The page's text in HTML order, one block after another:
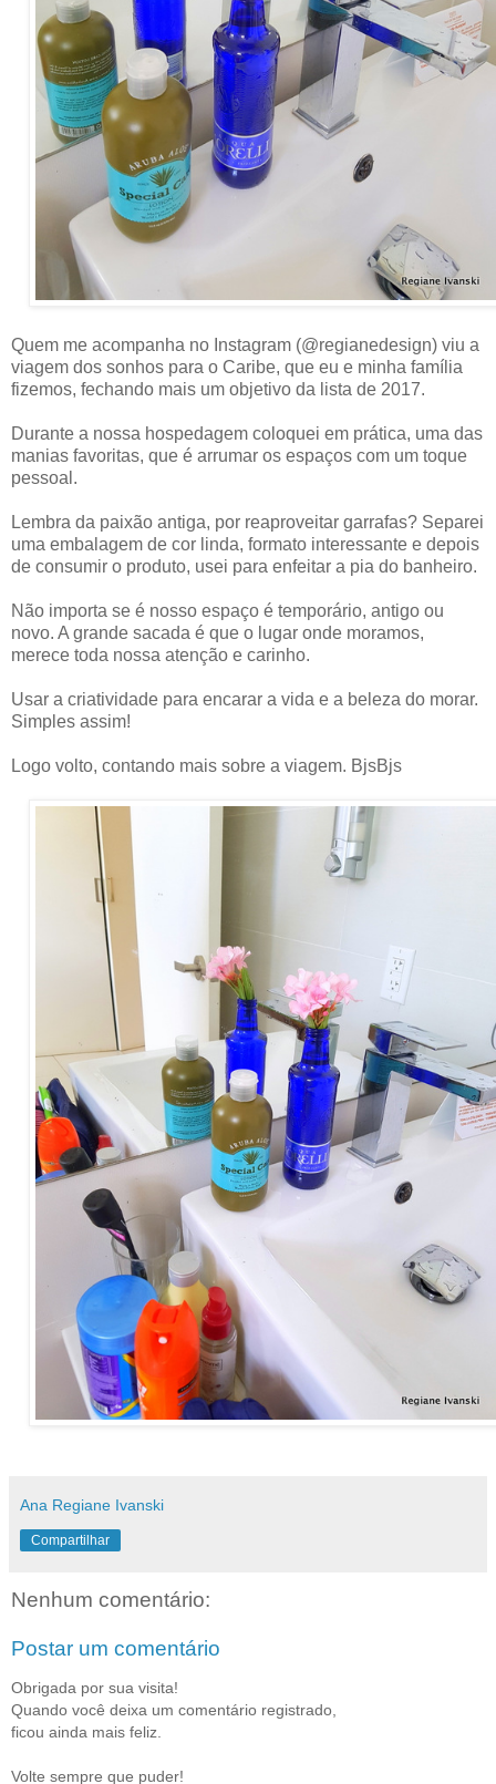
Quem me acompanha no Instagram (@regianedesign) viu a
viagem dos sonhos para o Caribe, que eu e minha família
fizemos, fechando mais um objetivo da lista de 2017.
Durante a nossa hospedagem coloquei em prática, uma das
manias favoritas, que é arrumar os espaços com um toque
pessoal.
Lembra da paixão antiga, por reaproveitar garrafas? Separei
uma embalagem de cor linda, formato interessante e depois
de consumir o produto, usei para enfeitar a pia do banheiro.
Não importa se é nosso espaço é temporário, antigo ou
novo. A grande sacada é que o lugar onde moramos,
merece toda nossa atenção e carinho.
Usar a criatividade para encarar a vida e a beleza do morar.
Simples assim!
Logo volto, contando mais sobre a viagem. BjsBjs
Ana Regiane Ivanski
Compartilhar
Nenhum comentário:
Postar um comentário
Obrigada por sua visita!
Quando você deixa um comentário registrado,
ficou ainda mais feliz.
Volte sempre que puder!